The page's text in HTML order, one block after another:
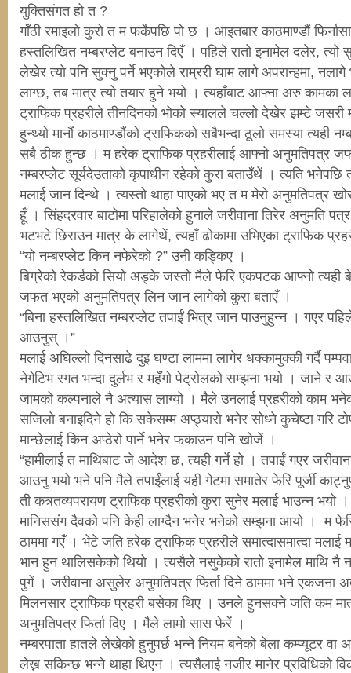
युक्तिसंगत हो त ?
गाँठी रमाइलो कुरो त म फर्केपछि पो छ । आइतबार काठमाण्डौं
हस्तलिखित नम्बरप्लेट बनाउन दिएँ । पहिले रातो इनामेल दलेर,
लेखेर त्यो पनि सुक्नु पर्ने भएकोले राम्ररी घाम लागे अपरान्हमा,
लाग्छ, तब मात्र त्यो तयार हुने भयो । त्यहाँबाट आफ्ना अरु कामका
ट्राफिक प्रहरीले तीनदिनको भोको स्यालले चल्लो देखेर झम्टे जसरी
हुन्थ्यो मानौं काठमाण्डौंको ट्राफिकको सबैभन्दा ठूलो समस्या त्यही
सबै ठीक हुन्छ । म हरेक ट्राफिक प्रहरीलाई आफ्नो अनुमतिपत्र
नम्बरप्लेट सूर्यदेउताको कृपाधीन रहेको कुरा बताउँथें । त्यति भनेपछि
मलाई जान दिन्थे । त्यस्तो थाहा पाएको भए त म मेरो अनुमतिपत्र
हूँ । सिंहदरवार बाटोमा परिहालेको हुनाले जरीवाना तिरेर अनुमति
भटभटे छिराउन मात्र के लागेथें, त्यहाँ ढोकामा उभिएका ट्राफिक
“यो नम्बरप्लेट किन नफेरेको ?” उनी कड्किए ।
बिग्रेको रेकर्डको सियो अड्के जस्तो मैले फेरि एकपटक आफ्नो त्यही
जफत भएको अनुमतिपत्र लिन जान लागेको कुरा बताएँ ।
“बिना हस्तलिखित नम्बरप्लेट तपाईं भित्र जान पाउनुहुन्न । गएर
आउनुस् ।”
मलाई अघिल्लो दिनसाढे दुइ घण्टा लाममा लागेर धक्कामुक्की गर्दै
नेगेटिभ रगत भन्दा दुर्लभ र महँगो पेट्रोलको सम्झना भयो । जाने र
जामको कल्पनाले नै अत्यास लाग्यो । मैले उनलाई प्रहरीको काम
सजिलो बनाइदिने हो कि सकेसम्म अप्ठ्यारो भनेर सोध्ने कुचेष्टा गरि
मान्छेलाई किन अप्ठेरो पार्ने भनेर फकाउन पनि खोजें ।
“हामीलाई त माथिबाट जे आदेश छ, त्यही गर्ने हो । तपाईं गएर
आउनु भयो भने पनि मैले तपाईंलाई यही गेटमा समातेर फेरि पूर्जी
ती कत्र्तव्यपरायण ट्राफिक प्रहरीको कुरा सुनेर मलाई भाउन्न भयो
मानिससंग दैवको पनि केही लाग्दैन भनेर भनेको सम्झना आयो । म
ठाममा गएँ । भेटे जति हरेक ट्राफिक प्रहरीले समात्दासमात्दा
भान हुन थालिसकेको थियो । त्यसैले नसुकेको रातो इनामेल माथि नै
पुगें । जरीवाना असुलेर अनुमतिपत्र फिर्ता दिने ठाममा भने एकजना
मिलनसार ट्राफिक प्रहरी बसेका थिए । उनले हुनसक्ने जति कम मात्र
अनुमतिपत्र फिर्ता दिए । मैले लामो सास फेरें ।
नम्बरपाता हातले लेखेको हुनुपर्छ भन्ने नियम बनेको बेला कम्प्यूटर वा
लेख्न सकिन्छ भन्ने थाहा थिएन । त्यसैलाई नजीर मानेर प्रविधिको